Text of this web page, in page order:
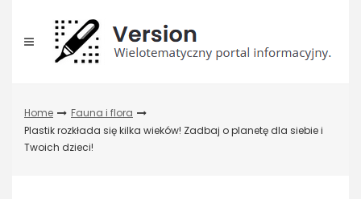
content
Home
Fauna i flora
Plastik rozkłada się kilka wieków! Zadbaj o planetę dla siebie i
Twoich dzieci!